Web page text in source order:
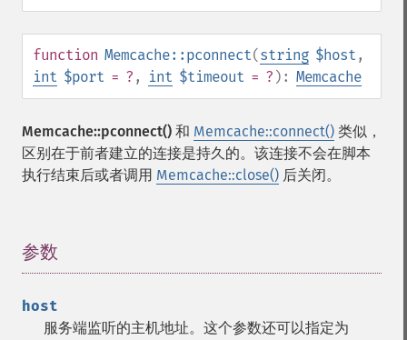
function Memcache::pconnect(string $host ,
int $port = ? , int $timeout = ? ): Memcache
Memcache::pconnect() 和 Memcache::connect() 类似，
区别在于前者建立的连接是持久的。该连接不会在脚本
执行结束后或者调用 Memcache::close() 后关闭。
参数
host
服务端监听的主机地址。这个参数还可以指定为